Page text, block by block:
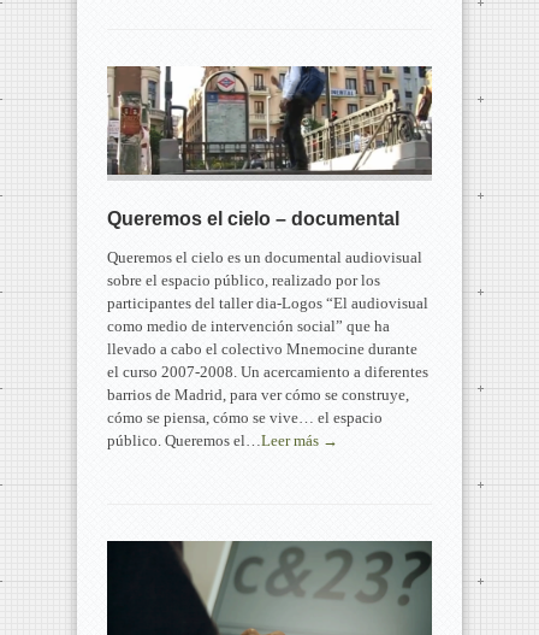
Queremos el cielo – documental
Queremos el cielo es un documental audiovisual
sobre el espacio público, realizado por los
participantes del taller dia-Logos “El audiovisual
como medio de intervención social” que ha
llevado a cabo el colectivo Mnemocine durante
el curso 2007-2008. Un acercamiento a diferentes
barrios de Madrid, para ver cómo se construye,
cómo se piensa, cómo se vive… el espacio
público. Queremos el… Leer más →